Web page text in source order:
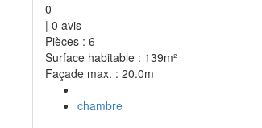
0
| 0 avis
Pièces : 6
Surface habitable : 139m²
Façade max. : 20.0m
chambre